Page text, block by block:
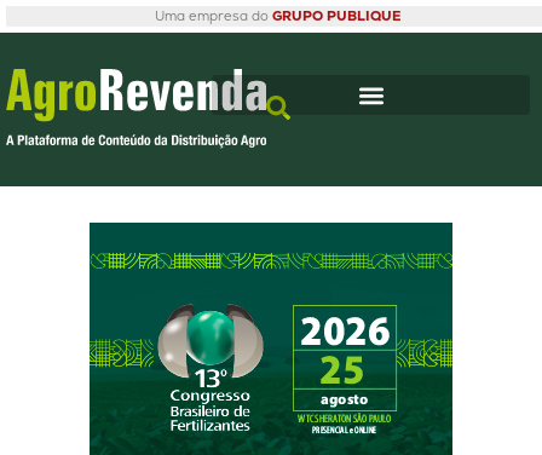
Uma empresa do GRUPO PUBLIQUE